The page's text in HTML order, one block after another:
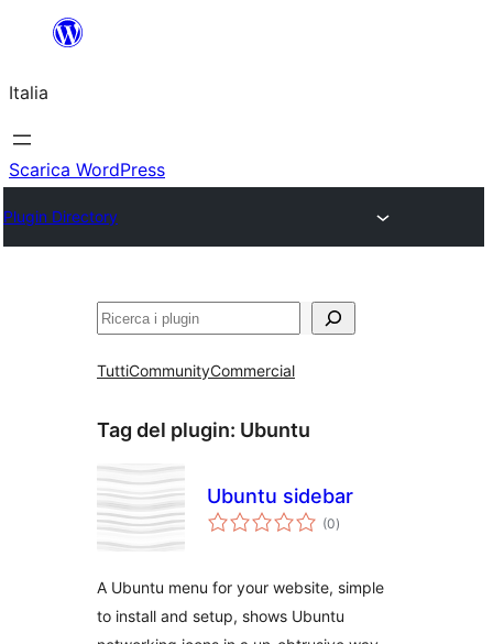
contenuto
Italia
Scarica WordPress
Plugin Directory
Cerca
TuttiCommunityCommercial
Tag del plugin: Ubuntu
Ubuntu sidebar
(0valutazioni
totali
)
A Ubuntu menu for your website, simple
to install and setup, shows Ubuntu